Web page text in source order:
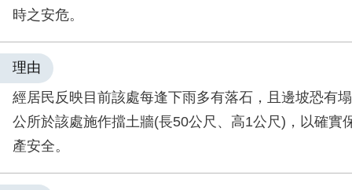
時之安危。
理由
經居民反映目前該處每逢下雨多有落石，且邊坡恐有
公所於該處施作擋土牆(長50公尺、高1公尺)，以確實
產安全。